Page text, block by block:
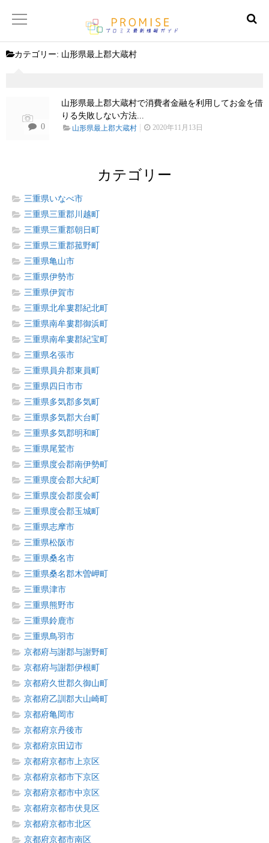
【サイトマップ】
カテゴリー: 山形県最上郡大蔵村
0
山形県最上郡大蔵村で消費者金融を利用してお金を借
りる失敗しない方法...
山形県最上郡大蔵村 2020年11月13日
カテゴリー
三重県いなべ市
三重県三重郡川越町
三重県三重郡朝日町
三重県三重郡菰野町
三重県亀山市
三重県伊勢市
三重県伊賀市
三重県北牟婁郡紀北町
三重県南牟婁郡御浜町
三重県南牟婁郡紀宝町
三重県名張市
三重県員弁郡東員町
三重県四日市市
三重県多気郡多気町
三重県多気郡大台町
三重県多気郡明和町
三重県尾鷲市
三重県度会郡南伊勢町
三重県度会郡大紀町
三重県度会郡度会町
三重県度会郡玉城町
三重県志摩市
三重県松阪市
三重県桑名市
三重県桑名郡木曽岬町
三重県津市
三重県熊野市
三重県鈴鹿市
三重県鳥羽市
京都府与謝郡与謝野町
京都府与謝郡伊根町
京都府久世郡久御山町
京都府乙訓郡大山崎町
京都府亀岡市
京都府京丹後市
京都府京田辺市
京都府京都市上京区
京都府京都市下京区
京都府京都市中京区
京都府京都市伏見区
京都府京都市北区
京都府京都市南区